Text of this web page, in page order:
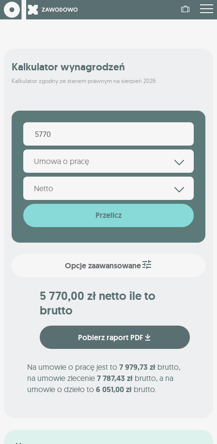
Kalkulator wynagrodzeń
Kalkulator zgodny ze stanem prawnym na sierpień 2026
Umowa o pracę
Netto
Przelicz
Opcje zaawansowane
5 770,00 zł netto ile to
brutto
Pobierz raport PDF
Na umowie o pracę jest to 7 979,73 zł brutto,
na umowie zlecenie 7 787,43 zł brutto, a na
umowie o dzieło to 6 051,00 zł brutto.